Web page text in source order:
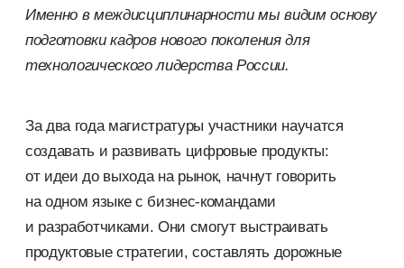
Именно в междисциплинарности мы видим основу
подготовки кадров нового поколения для
технологического лидерства России.
За два года магистратуры участники научатся
создавать и развивать цифровые продукты:
от идеи до выхода на рынок, начнут говорить
на одном языке с бизнес-командами
и разработчиками. Они смогут выстраивать
продуктовые стратегии, составлять дорожные